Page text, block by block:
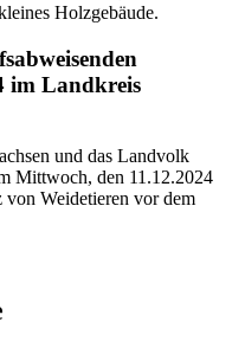
im Landkreis
und das Landvolk
Mittwoch, den 11.12.2024
von Weidetieren vor dem